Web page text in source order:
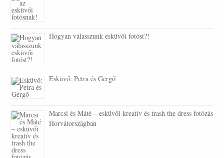
Hogyan válasszunk esküvői fotóst?!
Esküvő: Petra és Gergő
Marcsi és Máté – esküvői kreatív és trash the dress fotózás
Horvátországban